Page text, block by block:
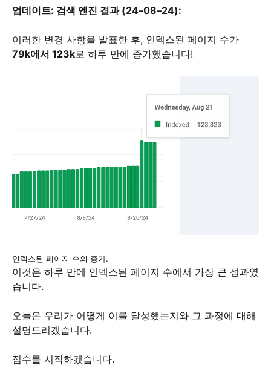
업데이트: 검색 엔진 결과 (24–08–24):
이러한 변경 사항을 발표한 후, 인덱스된 페이지 수가
79k에서 123k로 하루 만에 증가했습니다!
인덱스된 페이지 수의 증가.
이것은 하루 만에 인덱스된 페이지 수에서 가장 큰 성과였
습니다.
오늘은 우리가 어떻게 이를 달성했는지와 그 과정에 대해
설명드리겠습니다.
점수를 시작하겠습니다.